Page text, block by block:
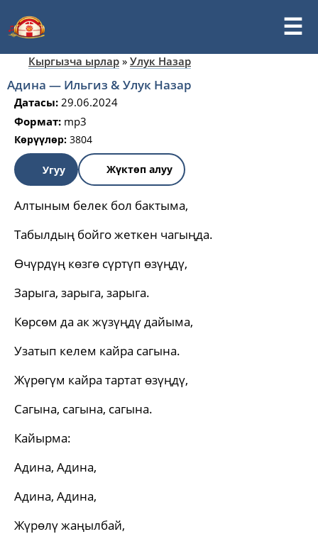
Кыргызча ырлар » Улук Назар
Адина — Ильгиз & Улук Назар
Датасы: 29.06.2024
Формат: mp3
Көрүүлөр: 3804
Угуу Жүктөп алуу
Алтыным белек бол бактыма,
Табылдың бойго жеткен чагыңда.
Өчүрдүң көзгө сүртүп өзүңдү,
Зарыга, зарыга, зарыга.
Көрсөм да ак жүзүңдү дайыма,
Узатып келем кайра сагына.
Жүрөгүм кайра тартат өзүңдү,
Сагына, сагына, сагына.
Кайырма:
Адина, Адина,
Адина, Адина,
Жүрөлү жаңылбай,